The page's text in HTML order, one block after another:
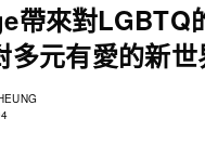
帶來對LGBTQ
多元有愛的新世